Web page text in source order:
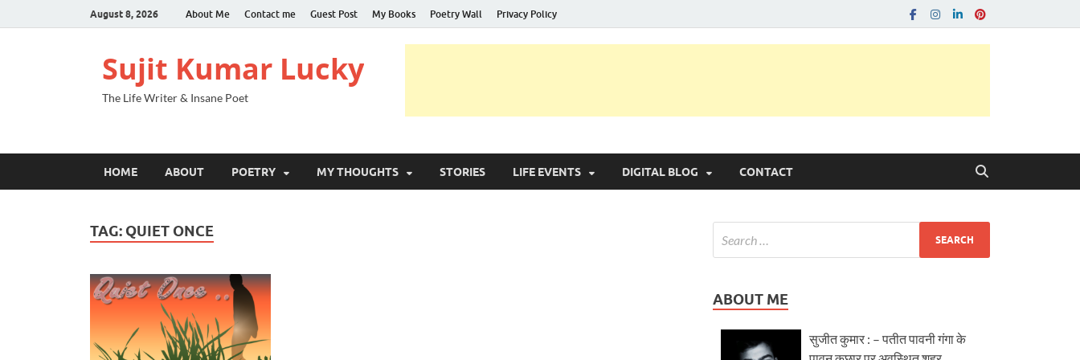
August 8, 2026 About Me Contact me Guest Post My Books Poetry Wall Privacy Policy
Sujit Kumar Lucky
The Life Writer & Insane Poet
HOME ABOUT POETRY MY THOUGHTS STORIES LIFE EVENTS DIGITAL BLOG CONTACT
TAG: QUIET ONCE
ABOUT ME
सुजीत कुमार : – पतीत पावनी गंगा के